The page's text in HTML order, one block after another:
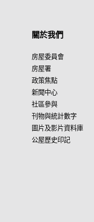
關於我們
房屋委員會
房屋署
政策焦點
新聞中心
社區參與
刊物與統計數字
圖片及影片資料庫
公屋歷史印記